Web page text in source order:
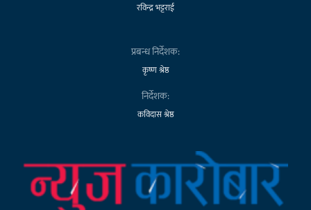
रविन्द्र भट्टराई
प्रबन्ध निर्देशक:
कृष्ण श्रेष्ठ
निर्देशक:
कविदास श्रेष्ठ